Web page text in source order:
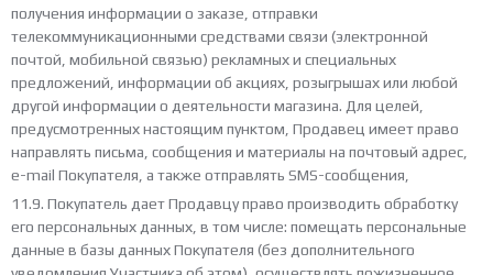
получения информации о заказе, отправки
телекоммуникационными средствами связи (электронной
почтой, мобильной связью) рекламных и специальных
предложений, информации об акциях, розыгрышах или любой
другой информации о деятельности магазина. Для целей,
предусмотренных настоящим пунктом, Продавец имеет право
направлять письма, сообщения и материалы на почтовый адрес,
e-mail Покупателя, а также отправлять SMS-сообщения,
11.9. Покупатель дает Продавцу право производить обработку
его персональных данных, в том числе: помещать персональные
данные в базы данных Покупателя (без дополнительного